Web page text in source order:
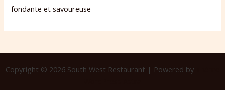
fondante et savoureuse
Copyright © 2026 South West Restaurant | Powered by